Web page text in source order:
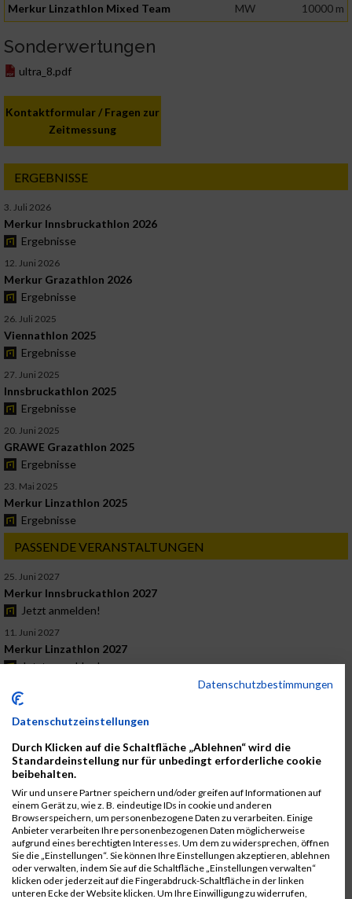
Merkur Linzathlon Mixed Team
MW 10000 m
Sonderwertungen
ultra_8.pdf
Kontaktformular / Fragen zur
Zeitmessung
ERGEBNISSE
3. Juli 2026
Merkur Innsbruckathlon 2026
Ergebnisse
12. Juni 2026
Merkur Grazathlon 2026
Ergebnisse
26. Juli 2025
Viennathlon 2025
Ergebnisse
27. Juni 2025
Innsbruckathlon 2025
Ergebnisse
20. Juni 2025
GRAWE Grazathlon 2025
Ergebnisse
23. Mai 2025
Merkur Linzathlon 2025
Ergebnisse
PASSENDE VERANSTALTUNGEN
25. Juni 2027
Merkur Innsbruckathlon 2027
Jetzt anmelden!
11. Juni 2027
Merkur Linzathlon 2027
Jetzt anmelden!
Merkur Grazathlon 2027
Jetzt anmelden!
26. September 2026
Merkur Viennathlon 2026
Jetzt anmelden!
3. Juli 2026
Merkur Innsbruckathlon 2026
Ergebnisse
12. Juni 2026
Merkur Grazathlon 2026
Ergebnisse
Datenschutzbestimmungen
Datenschutzeinstellungen
Durch Klicken auf die Schaltfläche „Ablehnen“ wird die
Standardeinstellung nur für unbedingt erforderliche cookie
beibehalten.
Wir und unsere Partner speichern und/oder greifen auf Informationen auf
einem Gerät zu, wie z. B. eindeutige IDs in cookie und anderen
Browserspeichern, um personenbezogene Daten zu verarbeiten. Einige
Anbieter verarbeiten Ihre personenbezogenen Daten möglicherweise
aufgrund eines berechtigten Interesses. Um dem zu widersprechen, öffnen
Sie die „Einstellungen“. Sie können Ihre Einstellungen akzeptieren, ablehnen
oder verwalten, indem Sie auf die Schaltfläche „Einstellungen verwalten“
klicken oder jederzeit auf die Fingerabdruck-Schaltfläche in der linken
unteren Ecke der Website klicken. Um Ihre Einwilligung zu widerrufen,